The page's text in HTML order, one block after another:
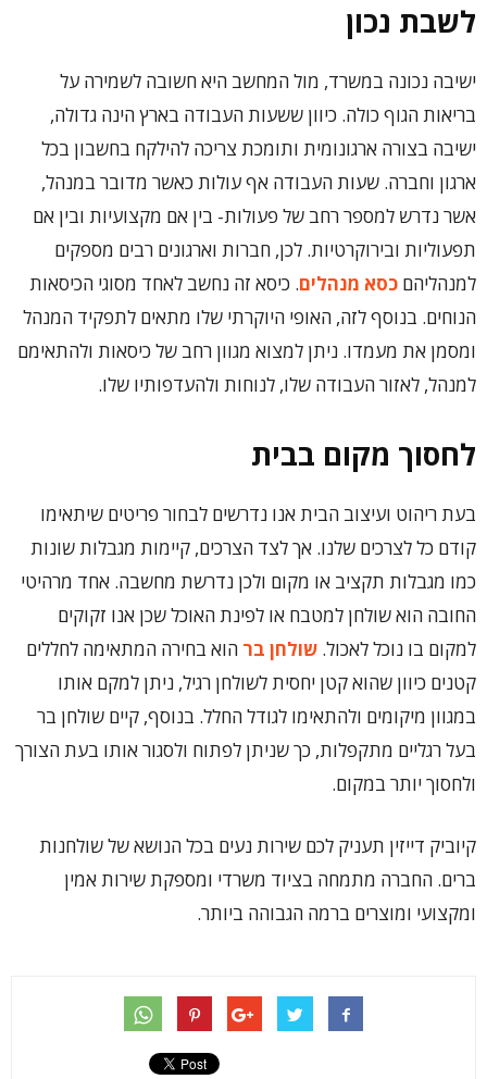
לשבת נכון
ישיבה נכונה במשרד, מול המחשב היא חשובה לשמירה על
בריאות הגוף כולה. כיוון ששעות העבודה בארץ הינה גדולה,
ישיבה בצורה ארגונומית ותומכת צריכה להילקח בחשבון בכל
ארגון וחברה. שעות העבודה אף עולות כאשר מדובר במנהל,
אשר נדרש למספר רחב של פעולות- בין אם מקצועיות ובין אם
תפעוליות ובירוקרטיות. לכן, חברות וארגונים רבים מספקים
למנהליהם כסא מנהלים. כיסא זה נחשב לאחד מסוגי הכיסאות
הנוחים. בנוסף לזה, האופי היוקרתי שלו מתאים לתפקיד המנהל
ומסמן את מעמדו. ניתן למצוא מגוון רחב של כיסאות ולהתאימם
למנהל, לאזור העבודה שלו, לנוחות ולהעדפותיו שלו.
לחסוך מקום בבית
בעת ריהוט ועיצוב הבית אנו נדרשים לבחור פריטים שיתאימו
קודם כל לצרכים שלנו. אך לצד הצרכים, קיימות מגבלות שונות
כמו מגבלות תקציב או מקום ולכן נדרשת מחשבה. אחד מרהיטי
החובה הוא שולחן למטבח או לפינת האוכל שכן אנו זקוקים
למקום בו נוכל לאכול. שולחן בר הוא בחירה המתאימה לחללים
קטנים כיוון שהוא קטן יחסית לשולחן רגיל, ניתן למקם אותו
במגוון מיקומים ולהתאימו לגודל החלל. בנוסף, קיים שולחן בר
בעל רגליים מתקפלות, כך שניתן לפתוח ולסגור אותו בעת הצורך
ולחסוך יותר במקום.
קיוביק דייזין תעניק לכם שירות נעים בכל הנושא של שולחנות
ברים. החברה מתמחה בציוד משרדי ומספקת שירות אמין
ומקצועי ומוצרים ברמה הגבוהה ביותר.